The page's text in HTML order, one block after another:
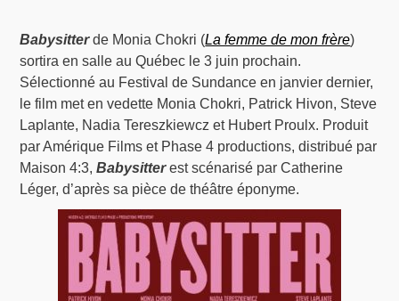
Babysitterde Monia Chokri (La femme de mon frère)
sortira en salle au Québec le 3 juin prochain.
Sélectionné au Festival de Sundance en janvier dernier,
le film met en vedette Monia Chokri, Patrick Hivon, Steve
Laplante, Nadia Tereszkiewcz et Hubert Proulx. Produit
par Amérique Films et Phase 4 productions, distribué par
Maison 4:3,Babysitterest scénarisé par Catherine
Léger, d’après sa pièce de théâtre éponyme.